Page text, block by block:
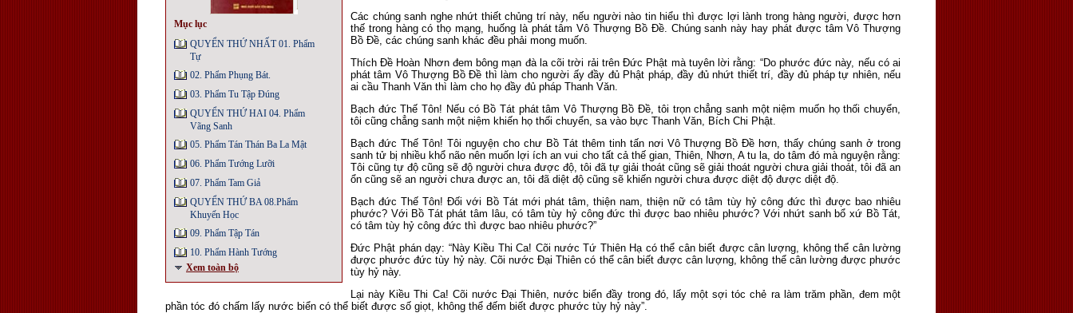
Mục lục
QUYỂN THỨ NHẤT 01. Phẩm
Tự
02. Phẩm Phụng Bát.
03. Phẩm Tu Tập Đúng
QUYỂN THỨ HAI 04. Phẩm
Vãng Sanh
05. Phẩm Tán Thán Ba La Mật
06. Phẩm Tướng Lưỡi
07. Phẩm Tam Giả
QUYỂN THỨ BA 08.Phẩm
Khuyến Học
09. Phẩm Tập Tán
10. Phẩm Hành Tướng
Xem toàn bộ
Các chúng sanh nghe nhứt thiết chủng trí này, nếu người nào tin hiểu thì được lợi lành trong hàng người, được hơn
thế trong hàng có thọ mạng, huống là phát tâm Vô Thượng Bồ Ðề. Chúng sanh này hay phát được tâm Vô Thượng
Bồ Ðề, các chúng sanh khác đều phải mong muốn.
Thích Ðề Hoàn Nhơn đem bông mạn đà la cõi trời rải trên Đức Phật mà tuyên lời rằng: “Do phước đức này, nếu có ai
phát tâm Vô Thượng Bồ Ðề thì làm cho người ấy đầy đủ Phật pháp, đầy đủ nhứt thiết trí, đầy đủ pháp tự nhiên, nếu
ai cầu Thanh Văn thì làm cho họ đầy đủ pháp Thanh Văn.
Bạch đức Thế Tôn! Nếu có Bồ Tát phát tâm Vô Thượng Bồ Ðề, tôi trọn chẳng sanh một niệm muốn họ thối chuyển,
tôi cũng chẳng sanh một niệm khiến họ thối chuyển, sa vào bực Thanh Văn, Bích Chi Phật.
Bạch đức Thế Tôn! Tôi nguyện cho chư Bồ Tát thêm tinh tấn nơi Vô Thượng Bồ Ðề hơn, thấy chúng sanh ở trong
sanh tử bị nhiều khổ não nên muốn lợi ích an vui cho tất cả thế gian, Thiên, Nhơn, A tu la, do tâm đó mà nguyện rằng:
Tôi cũng tự độ cũng sẽ độ người chưa được độ, tôi đã tự giải thoát cũng sẽ giải thoát người chưa giải thoát, tôi đã an
ổn cũng sẽ an người chưa được an, tôi đã diệt độ cũng sẽ khiến người chưa được diệt độ được diệt độ.
Bạch đức Thế Tôn! Ðối với Bồ Tát mới phát tâm, thiện nam, thiện nữ có tâm tùy hỷ công đức thì được bao nhiêu
phước? Với Bồ Tát phát tâm lâu, có tâm tùy hỷ công đức thì được bao nhiêu phước? Với nhứt sanh bổ xứ Bồ Tát,
có tâm tùy hỷ công đức thì được bao nhiêu phước?”
Ðức Phật phán dạy: “Này Kiều Thi Ca! Cõi nước Tứ Thiên Hạ có thể cân biết được cân lượng, không thể cân lường
được phước đức tùy hỷ này. Cõi nước Ðại Thiên có thể cân biết được cân lượng, không thể cân lường được phước
tùy hỷ này.
Lại này Kiều Thi Ca! Cõi nước Ðại Thiên, nước biển đầy trong đó, lấy một sợi tóc chẻ ra làm trăm phần, đem một
phần tóc đó chấm lấy nước biển có thể biết được số giọt, không thể đếm biết được phước tùy hỷ này”.